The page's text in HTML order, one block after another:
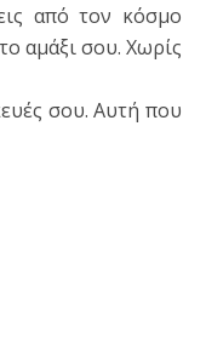
από τον κόσμο
αμάξι σου. Χωρίς
σου. Αυτή που